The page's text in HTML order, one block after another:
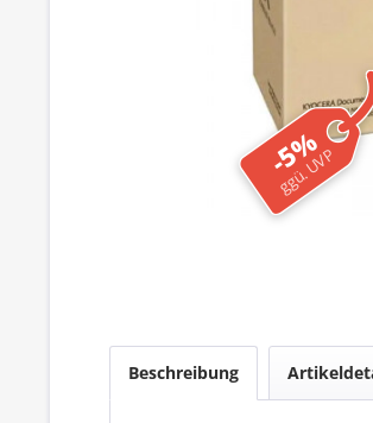
-5%
ggü. UVP
Beschreibung